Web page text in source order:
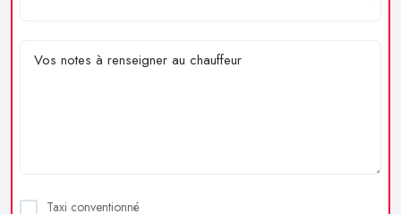
Taxi conventionné